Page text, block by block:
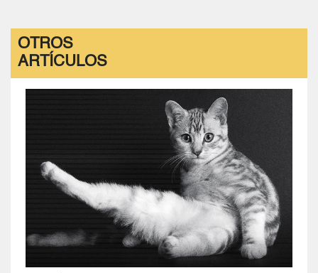
OTROS
ARTÍCULOS